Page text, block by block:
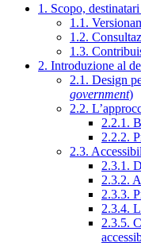
1. Scopo,
1.1.
1.2.
1.3.
2. Introduzione al
2.1. Design
government)
2.2.
2.2.1.
2.2.2.
2.3.
2.3.1.
2.3.2.
2.3.3.
2.3.4.
2.3.5.